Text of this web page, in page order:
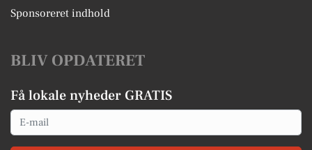
Sponsoreret indhold
BLIV OPDATERET
Få lokale nyheder GRATIS
Email